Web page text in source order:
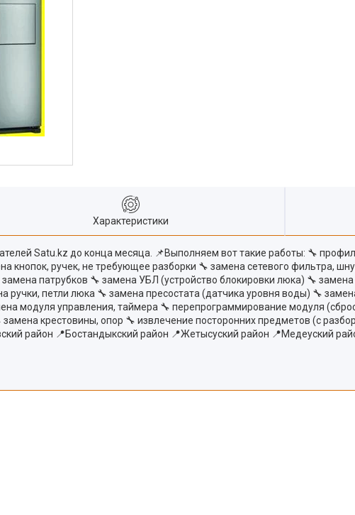
Характеристики
Satu.kz до конца месяца. 📌Выполняем вот такие работы: 🔧
кнопок, ручек, не требующее разборки 🔧 замена сетевого фильтра,
патрубков 🔧 замена УБЛ (устройство блокировки люка) 🔧
ручки, петли люка 🔧 замена пресостата (датчика уровня воды) 🔧
модуля управления, таймера 🔧 перепрограммирование модуля
крестовины, опор 🔧 извлечение посторонних предметов (с
район 📍Бостандыкский район 📍Жетысуский район 📍Медеуский